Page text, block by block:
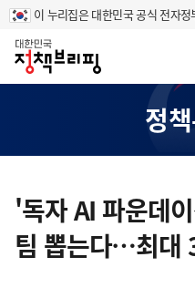
이 누리집은 대한민국 공식 전자
홈
정
텐
영
'독자 AI 파운데
팀 뽑는다…최대